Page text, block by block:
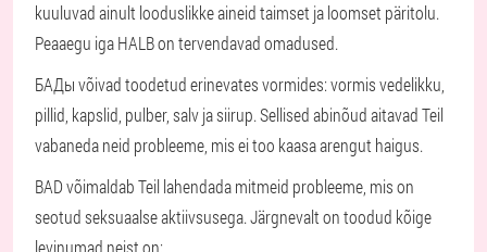
kuuluvad ainult looduslikke aineid taimset ja loomset päritolu.
Peaaegu iga HALB on tervendavad omadused.
БАДы võivad toodetud erinevates vormides: vormis vedelikku,
pillid, kapslid, pulber, salv ja siirup. Sellised abinõud aitavad Teil
vabaneda neid probleeme, mis ei too kaasa arengut haigus.
BAD võimaldab Teil lahendada mitmeid probleeme, mis on
seotud seksuaalse aktiivsusega. Järgnevalt on toodud kõige
levinumad neist on: